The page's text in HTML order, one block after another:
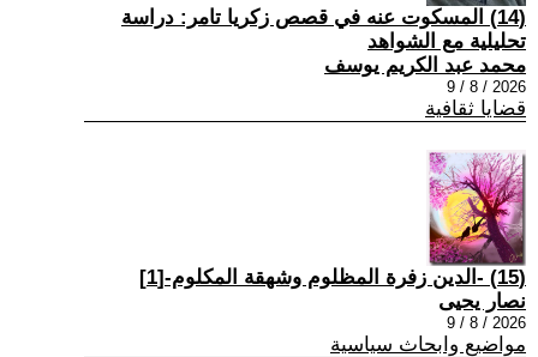
(14) المسكوت عنه في قصص زكريا تامر: دراسة
تحليلية مع الشواهد
محمد عبد الكريم يوسف
2026 / 8 / 9
قضايا ثقافية
(15) -الدين زفرة المظلوم وشهقة المكلوم-[1]
نصار يحيى
2026 / 8 / 9
مواضيع وابحاث سياسية